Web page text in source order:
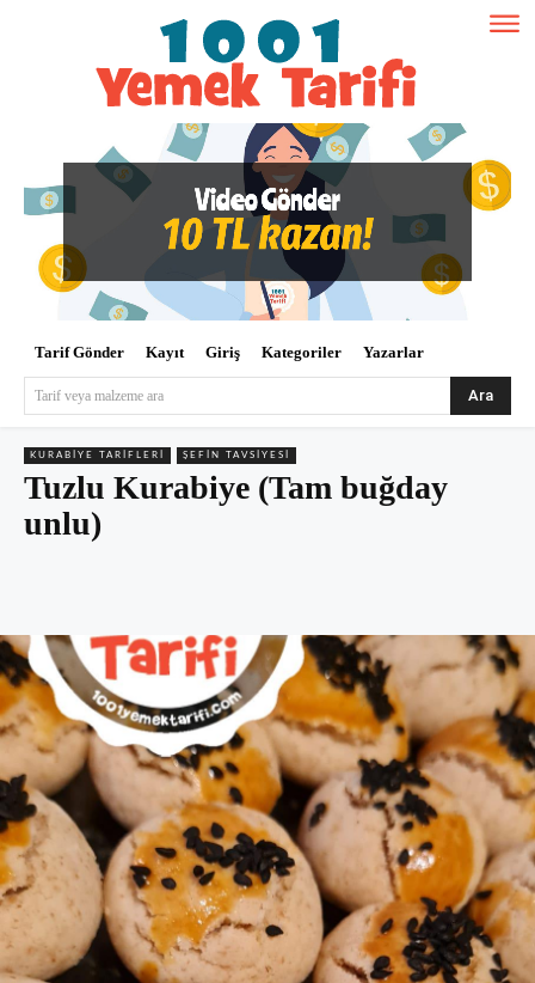
Tarif Gönder Kayıt Giriş Kategoriler Yazarlar
Tarif veya malzeme ara Ara
KURABIYE TARIFLERI ŞEFIN TAVSIYESI
Tuzlu Kurabiye (Tam buğday
unlu)